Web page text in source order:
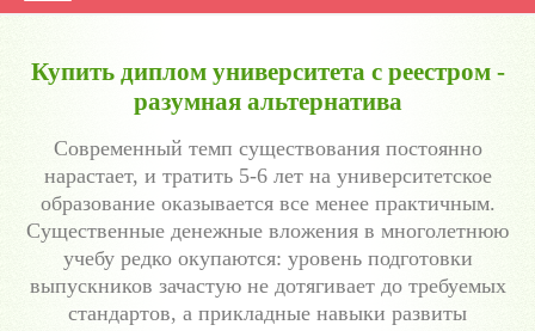
Купить диплом университета с реестром -
разумная альтернатива
Современный темп существования постоянно
нарастает, и тратить 5-6 лет на университетское
образование оказывается все менее практичным.
Существенные денежные вложения в многолетнюю
учебу редко окупаются: уровень подготовки
выпускников зачастую не дотягивает до требуемых
стандартов, а прикладные навыки развиты